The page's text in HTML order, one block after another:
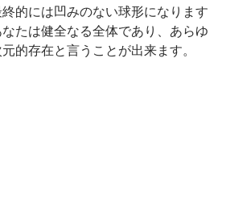
的には凹みのない球形になります
なたは健全なる全体であり、あらゆ
的存在と言うことが出来ます。